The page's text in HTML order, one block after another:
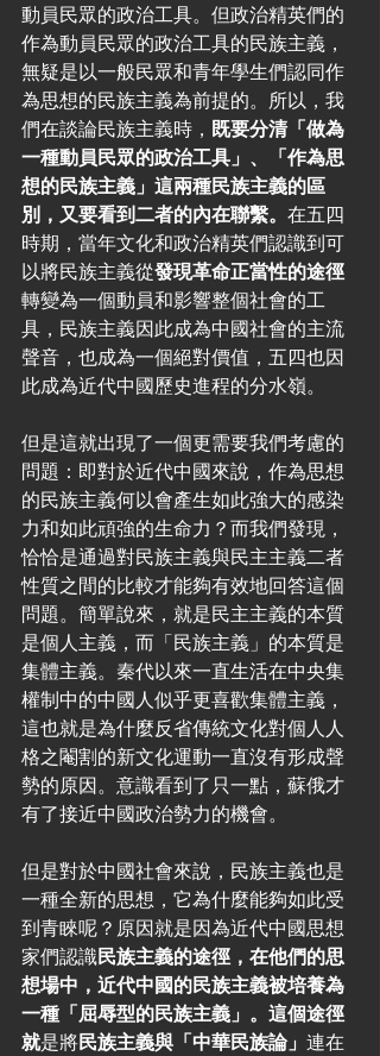
動員民眾的政治工具。但政治精英們的
作為動員民眾的政治工具的民族主義，
無疑是以一般民眾和青年學生們認同作
為思想的民族主義為前提的。所以，我
們在談論民族主義時， 既要分清「做為
一種動員民眾的政治工具」、「作為思
想的民族主義」這兩種民族主義的區
別，又要看到二者的內在聯繫。 在五四
時期，當年文化和政治精英們認識到可
以將民族主義從發現革命正當性的途徑
轉變為一個動員和影響整個社會的工
具，民族主義因此成為中國社會的主流
聲音，也成為一個絕對價值，五四也因
此成為近代中國歷史進程的分水嶺。
但是這就出現了一個更需要我們考慮的
問題：即對於近代中國來說，作為思想
的民族主義何以會產生如此強大的感染
力和如此頑強的生命力？而我們發現，
恰恰是通過對民族主義與民主主義二者
性質之間的比較才能夠有效地回答這個
問題。簡單說來，就是民主主義的本質
是個人主義，而「民族主義」的本質是
集體主義。秦代以來一直生活在中央集
權制中的中國人似乎更喜歡集體主義，
這也就是為什麼反省傳統文化對個人人
格之閹割的新文化運動一直沒有形成聲
勢的原因。意識看到了只一點，蘇俄才
有了接近中國政治勢力的機會。
但是對於中國社會來說，民族主義也是
一種全新的思想，它為什麼能夠如此受
到青睞呢？原因就是因為近代中國思想
家們認識民族主義的途徑，在他們的思
想場中，近代中國的民族主義被培養為
一種「屈辱型的民族主義」。這個途徑
就是將民族主義與「中華民族論」 連在